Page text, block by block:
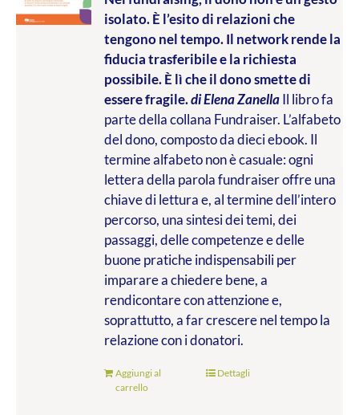
isolato. È l’esito di relazioni che
tengono nel tempo. Il network rende la
fiducia trasferibile e la richiesta
possibile. È lì che il dono smette di
essere fragile.di Elena ZanellaIl libro fa
parte della collana Fundraiser. L’alfabeto
del dono, composto da dieci ebook. Il
termine alfabeto non è casuale: ogni
lettera della parola fundraiser offre una
chiave di lettura e, al termine dell’intero
percorso, una sintesi dei temi, dei
passaggi, delle competenze e delle
buone pratiche indispensabili per
imparare a chiedere bene, a
rendicontare con attenzione e,
soprattutto, a far crescere nel tempo la
relazione con i donatori.
Aggiungi al
carrello
Dettagli